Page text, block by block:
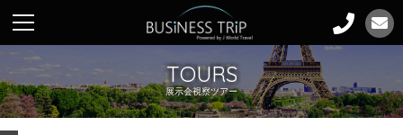
TOURS
展示会視察ツアー